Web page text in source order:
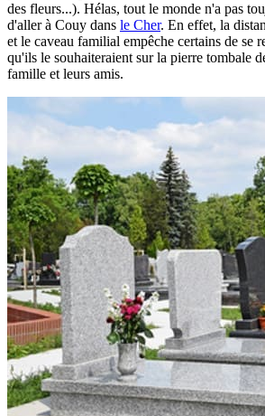
des fleurs...). Hélas, tout le monde n'a pas
d'aller à Couy dans le Cher. En effet, la
et le caveau familial empêche certains de se
qu'ils le souhaiteraient sur la pierre tombale
famille et leurs amis.